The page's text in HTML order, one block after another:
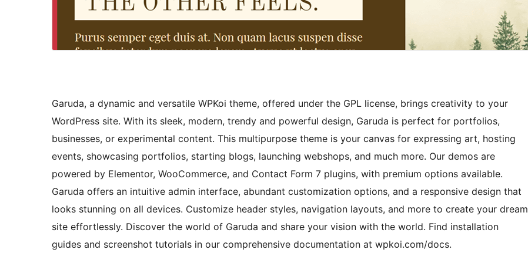
Garuda, a dynamic and versatile WPKoi theme, offered under the GPL license, brings creativity to your
WordPress site. With its sleek, modern, trendy and powerful design, Garuda is perfect for portfolios,
businesses, or experimental content. This multipurpose theme is your canvas for expressing art, hosting
events, showcasing portfolios, starting blogs, launching webshops, and much more. Our demos are
powered by Elementor, WooCommerce, and Contact Form 7 plugins, with premium options available.
Garuda offers an intuitive admin interface, abundant customization options, and a responsive design that
looks stunning on all devices. Customize header styles, navigation layouts, and more to create your dream
site effortlessly. Discover the world of Garuda and share your vision with the world. Find installation
guides and screenshot tutorials in our comprehensive documentation at wpkoi.com/docs.